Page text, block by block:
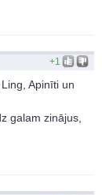
+1
Apinīti un
galam zinājus,